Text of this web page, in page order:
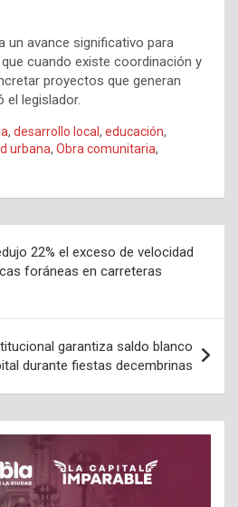
un avance significativo para
cuando existe coordinación y
proyectos que generan
el legislador.
, desarrollo local , educación,
urbana, Obra comunitaria,
22% el exceso de velocidad
foráneas en carreteras
garantiza saldo blanco
durante fiestas decembrinas